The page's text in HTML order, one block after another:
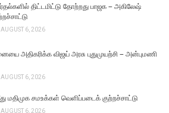
திட்டமிட்டு தோற்றது பாஜக – அகிலேஷ்
AUGUST 6, 2026
அதிகரிக்க விஜய் அரசு புதுமுயற்சி – அன்புமணி
AUGUST 6, 2026
மதிமுக சமஉக்கள் வெளிப்படைக் குற்றச்சாட்டு
AUGUST 6, 2026